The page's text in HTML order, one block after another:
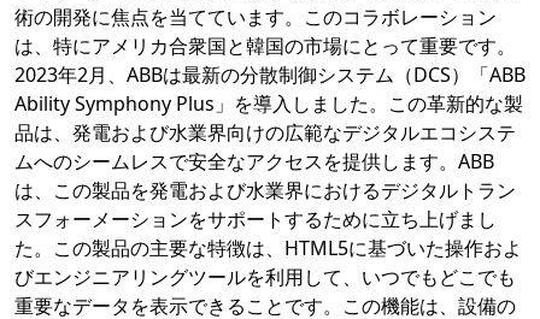
術の開発に焦点を当てています。このコラボレーション
は、特にアメリカ合衆国と韓国の市場にとって重要です。
2023年2月、ABBは最新の分散制御システム（DCS）「ABB
Ability Symphony Plus」を導入しました。この革新的な製
品は、発電および水業界向けの広範なデジタルエコシステ
ムへのシームレスで安全なアクセスを提供します。ABB
は、この製品を発電および水業界におけるデジタルトラン
スフォーメーションをサポートするために立ち上げまし
た。この製品の主要な特徴は、HTML5に基づいた操作およ
びエンジニアリングツールを利用して、いつでもどこでも
重要なデータを表示できることです。この機能は、設備の